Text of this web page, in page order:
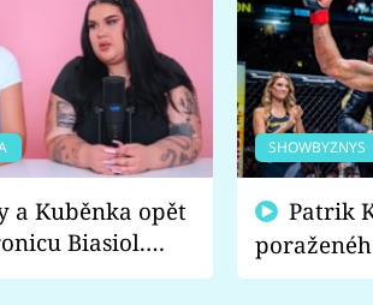
a Kuběnka opět
Biasiol.
nich falešná a
SHOWBYZNYS
fanoušci